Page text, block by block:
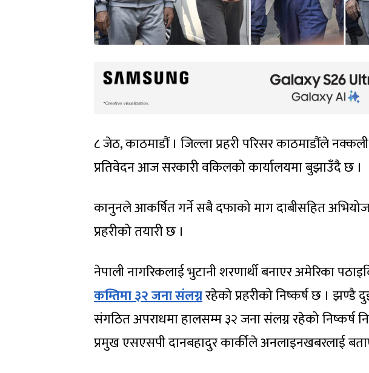
८ जेठ, काठमाडौं । जिल्ला प्रहरी परिसर काठमाडौंले
प्रतिवेदन आज सरकारी वकिलको कार्यालयमा बुझाउँदै छ ।
कानुनले आकर्षित गर्ने सबै दफाको माग दाबीसहित
प्रहरीको तयारी छ ।
नेपाली नागरिकलाई भुटानी शरणार्थी बनाएर अमेरिका
कम्तिमा ३२ जना संलग्नरहेको प्रहरीको निष्कर्ष छ । झण्डै
संगठित अपराधमा हालसम्म ३२ जना संलग्न रहेको निष्कर्ष
प्रमुख एसएसपी दानबहादुर कार्कीले अनलाइनखबरलाई